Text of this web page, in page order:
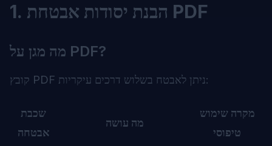
1. הבנת יסודות אבטחת PDF
מה מגן על PDF?
קובץ PDF ניתן לאבטח בשלוש דרכים עיקריות:
שכבת
אבטחה
מה עושה
מקרה שימוש
טיפוסי